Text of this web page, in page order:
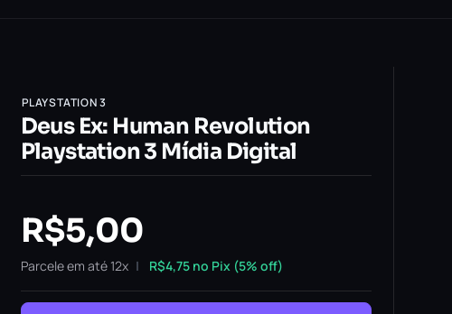
PLAYSTATION 3
Deus Ex: Human Revolution
Playstation 3 Mídia Digital
R$5,00
Parcele em até 12x R$4,75no Pix (5% off)